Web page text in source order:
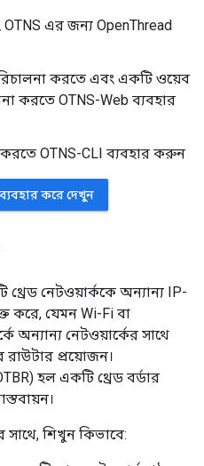
এর জন্য OpenThread
করতে এবং একটি ওয়েব
করতে OTNS-Web ব্যবহার
OTNS-CLI ব্যবহার করুন
করে দেখুন
থ্রেড নেটওয়ার্ককে অন্যান্য IP-
করে, যেমন Wi-Fi বা
অন্যান্য নেটওয়ার্কের সাথে
রাউটার প্রয়োজন।
হল একটি থ্রেড বর্ডার
সাথে, শিখুন কিভাবে: